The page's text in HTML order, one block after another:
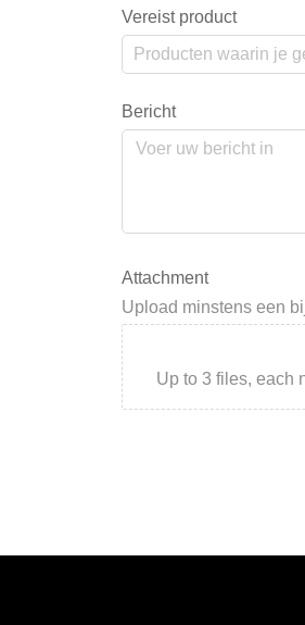
Vereist product
Bericht
Attachment
Upload minstens een
Up to 3 files, each